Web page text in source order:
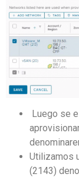
Luego se
Utilizamos
(2143)